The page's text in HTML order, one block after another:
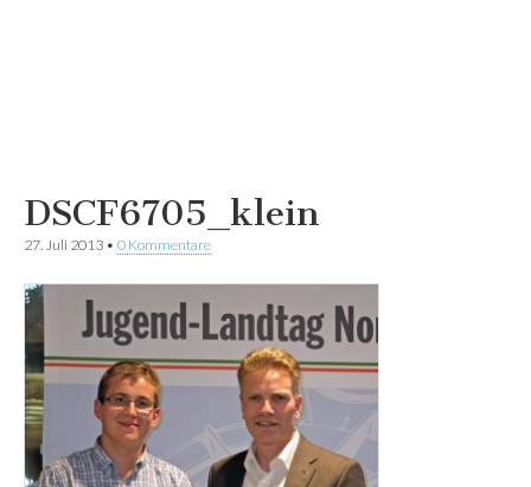
DSCF6705_klein
27. Juli 2013 • 0 Kommentare